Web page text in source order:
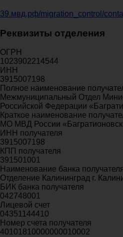
39.мвд.рф/migration_control/
Реквизиты отделения
ОГРН
1023902214544
ИНН
3915007198
Полное наименование
Межмуниципальный Отдел
Российской Федерации
Краткое наименование
МО МВД России
ИНН получателя
3915007198
КПП получателя
391501001
Наименование банка
Отделение Калининград г.
БИК банка получателя
042748001
Лицевой счет
04351144410
Номер счета получателя
40101810000000010002